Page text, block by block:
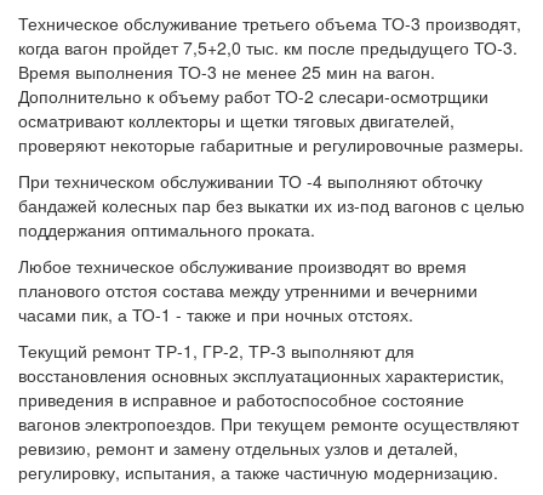
Техническое обслуживание третьего объема ТО-3 производят,
когда вагон пройдет 7,5+2,0 тыс. км после предыдущего ТО-3.
Время выполнения ТО-3 не менее 25 мин на вагон.
Дополнительно к объему работ ТО-2 слесари-осмотрщики
осматривают коллекторы и щетки тяговых двигателей,
проверяют некоторые габаритные и регулировочные размеры.
При техническом обслуживании ТО -4 выполняют обточку
бандажей колесных пар без выкатки их из-под вагонов с целью
поддержания оптимального проката.
Любое техническое обслуживание производят во время
планового отстоя состава между утренними и вечерними
часами пик, а ТО-1 - также и при ночных отстоях.
Текущий ремонт ТР-1, ГР-2, ТР-3 выполняют для
восстановления основных эксплуатационных характеристик,
приведения в исправное и работоспособное состояние
вагонов электропоездов. При текущем ремонте осуществляют
ревизию, ремонт и замену отдельных узлов и деталей,
регулировку, испытания, а также частичную модернизацию.